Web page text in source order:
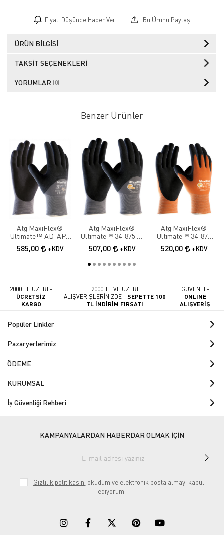
Fiyatı Düşünce Haber Ver Bu Ürünü Paylaş
ÜRÜN BILGISI
TAKSIT SEÇENEKLERI
YORUMLAR (0)
Benzer Ürünler
Atg MaxiFlex®
Ultimate™ AD-APT
42-875 ¾ Dipped İş
Eldiveni
585,00 +KDV
Atg MaxiFlex®
Ultimate™ 34-875 ¾
Dipped İş Eldiveni
507,00 +KDV
Atg MaxiFlex®
Ultimate™ 34-878
Palm İş Eldiveni
520,00 +KDV
2000 TL ÜZERİ -
ÜCRETSİZ
KARGO
2000 TL VE ÜZERİ
ALIŞVERİŞLERİNİZDE -SEPETTE 100
TL İNDİRİM FIRSATI
GÜVENLİ -
ONLINE
ALIŞVERİŞ
Popüler Linkler
Pazaryerlerimiz
ÖDEME
KURUMSAL
İş Güvenliği Rehberi
KAMPANYALARDAN HABERDAR OLMAK İÇİN
Gizlilik politikasını okudum ve elektronik posta almayı kabul
ediyorum.